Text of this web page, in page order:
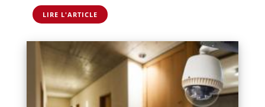
LIRE L'ARTICLE